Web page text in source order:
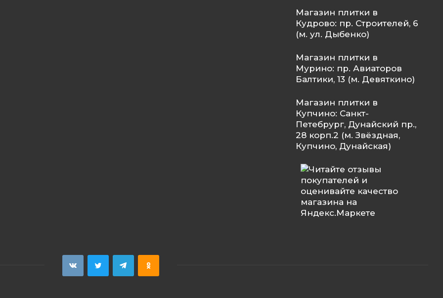
Магазин плитки в
Кудрово: пр. Строителей, 6
(м. ул. Дыбенко)
Магазин плитки в
Мурино: пр. Авиаторов
Балтики, 13 (м. Девяткино)
Магазин плитки в
Купчино: Санкт-
Петебрург, Дунайский пр.,
28 корп.2 (м. Звёздная,
Купчино, Дунайская)